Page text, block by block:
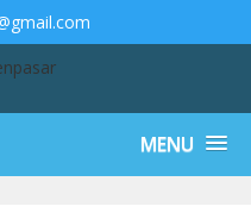
MENU